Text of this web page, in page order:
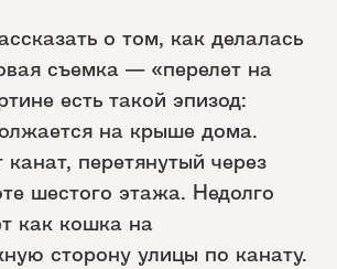
о том, как делалась
съемка — «перелет на
есть такой эпизод:
на крыше дома.
перетянутый через
шестого этажа. Недолго
как кошка на
сторону улицы по канату.